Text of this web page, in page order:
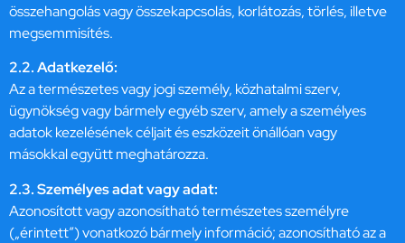
összehangolás vagy összekapcsolás, korlátozás, törlés, illetve
megsemmisítés.
2.2. Adatkezelő:
Az a természetes vagy jogi személy, közhatalmi szerv,
ügynökség vagy bármely egyéb szerv, amely a személyes
adatok kezelésének céljait és eszközeit önállóan vagy
másokkal együtt meghatározza.
2.3. Személyes adat vagy adat:
Azonosított vagy azonosítható természetes személyre
(„érintett”) vonatkozó bármely információ; azonosítható az a